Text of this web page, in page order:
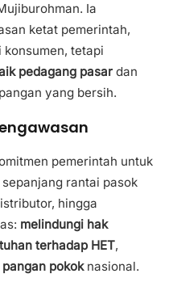
Ia
ketat pemerintah,
tetapi
pedagang pasar dan
yang bersih.
pemerintah untuk
rantai pasok
hingga
melindungi hak
terhadap HET,
pokoknasional.